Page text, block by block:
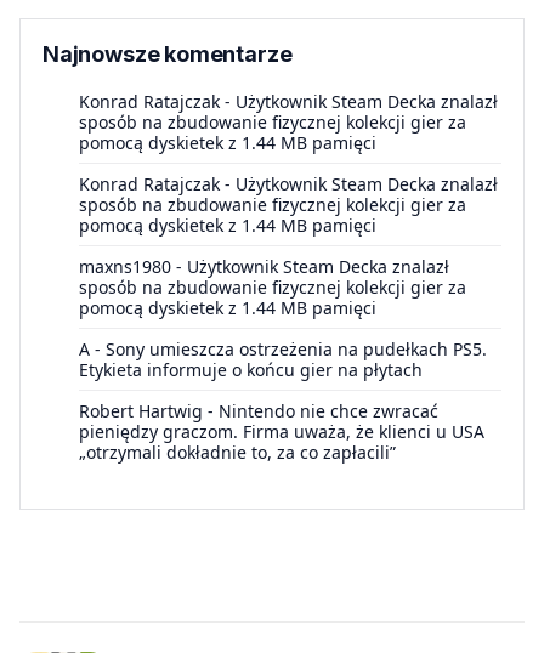
Najnowsze komentarze
Konrad Ratajczak - Użytkownik Steam Decka znalazł
sposób na zbudowanie fizycznej kolekcji gier za
pomocą dyskietek z 1.44 MB pamięci
Konrad Ratajczak - Użytkownik Steam Decka znalazł
sposób na zbudowanie fizycznej kolekcji gier za
pomocą dyskietek z 1.44 MB pamięci
maxns1980 - Użytkownik Steam Decka znalazł
sposób na zbudowanie fizycznej kolekcji gier za
pomocą dyskietek z 1.44 MB pamięci
A - Sony umieszcza ostrzeżenia na pudełkach PS5.
Etykieta informuje o końcu gier na płytach
Robert Hartwig - Nintendo nie chce zwracać
pieniędzy graczom. Firma uważa, że klienci u USA
„otrzymali dokładnie to, za co zapłacili”